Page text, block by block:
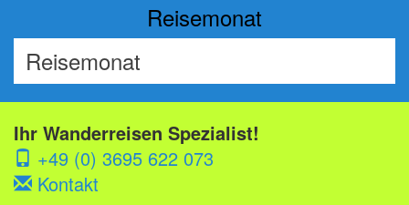
Reisemonat
Ihr Wanderreisen Spezialist!
+49 (0) 3695 622 073
Kontakt